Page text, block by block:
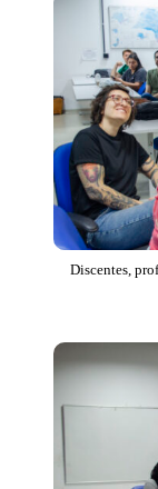
Discentes,